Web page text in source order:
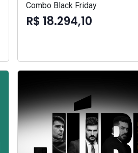
Combo Black Friday
R$ 18.294,10